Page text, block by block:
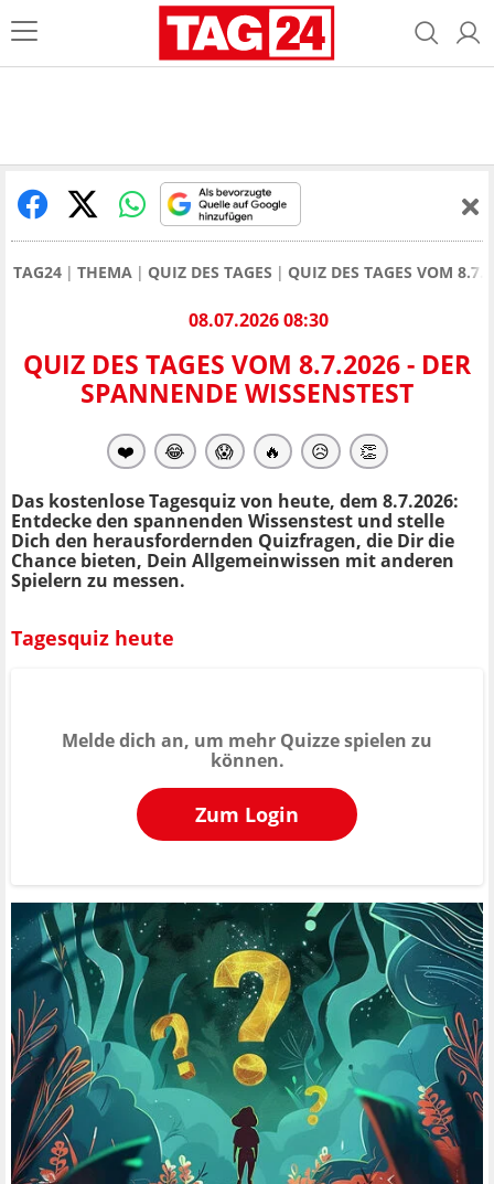
TAG24 THEMA QUIZ DES TAGES QUIZ DES TAGES VOM
08.07.2026 08:30
QUIZ DES TAGES VOM 8.7.2026 - DER
SPANNENDE WISSENSTEST
❤️ 😂 😱 🔥 😥 👏
Das kostenlose Tagesquiz von heute, dem 8.7.2026:
Entdecke den spannenden Wissenstest und stelle
Dich den herausfordernden Quizfragen, die Dir die
Chance bieten, Dein Allgemeinwissen mit anderen
Spielern zu messen.
Tagesquiz heute
Melde dich an, um mehr Quizze spielen zu
können.
Zum Login